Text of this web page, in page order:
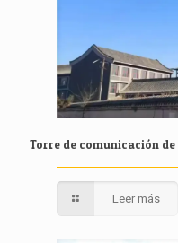
Torre de comunicación
Leer más